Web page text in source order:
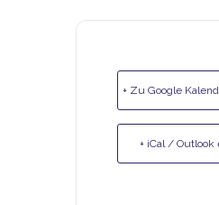
+ Zu Google
+ iCal / Outlook